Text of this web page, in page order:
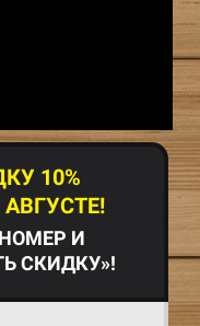
10%
И
СКИДКУ»!